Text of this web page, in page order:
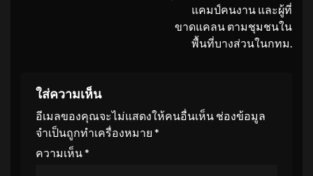
แคมป์คนงาน และผู้ที่
ขาดแคลน ตามชุมชนใน
พื้นที่บางส่วนในกทม.
ใส่ความเห็น
อีเมลของคุณจะไม่แสดงให้คนอื่นเห็น ช่องข้อมูล
จำเป็นถูกทำเครื่องหมาย *
ความเห็น*